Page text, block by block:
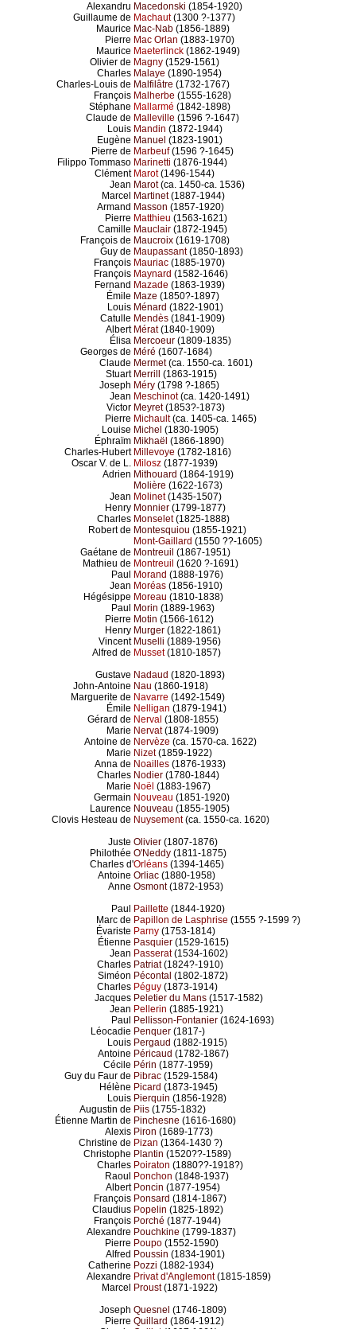
Alexandru Macedonski (1854-1920)
Guillaume de Machaut(1300 ?-1377)
Maurice Mac-Nab (1856-1889)
Pierre Mac Orlan (1883-1970)
Maurice Maeterlinck (1862-1949)
Olivier de Magny (1529-1561)
Charles Malaye (1890-1954)
Charles-Louis de Malfilâtre (1732-1767)
François Malherbe (1555-1628)
Stéphane Mallarmé (1842-1898)
Claude de Malleville (1596 ?-1647)
Louis Mandin (1872-1944)
Eugène Manuel (1823-1901)
Pierre de Marbeuf(1596 ?-1645)
Filippo Tommaso Marinetti (1876-1944)
Clément Marot(1496-1544)
Jean Marot(ca. 1450-ca. 1536)
Marcel
Martinet(1887-1944)
Armand Masson (1857-1920)
Pierre Matthieu (1563-1621)
Camille Mauclair (1872-1945)
François de Maucroix (1619-1708)
Guy de Maupassant(1850-1893)
François Mauriac (1885-1970)
François Maynard (1582-1646)
Fernand Mazade (1863-1939)
Émile Maze (1850?-1897)
Louis Ménard (1822-1901)
Catulle Mendès (1841-1909)
Albert Mérat(1840-1909)
Élisa Mercoeur (1809-1835)
Georges de Méré (1607-1684)
Claude Mermet(ca. 1550-ca. 1601)
Stuart Merrill
(1863-1915)
Joseph Méry (1798 ?-1865)
Jean Meschinot(ca. 1420-1491)
Victor Meyret(1853?-1873)
Pierre Michault(ca. 1405-ca. 1465)
Louise Michel (1830-1905)
Éphraïm Mikhaël (1866-1890)
Charles-Hubert Millevoye (1782-1816)
Oscar V. de L. Milosz (1877-1939)
Adrien Mithouard (1864-1919)
Molière (1622-1673)
Jean Molinet(1435-1507)
Henry Monnier (1799-1877)
Charles Monselet(1825-1888)
Robert de Montesquiou (1855-1921)
Mont-Gaillard (1550 ??-1605)
Gaétane de Montreuil (1867-1951)
Mathieu de Montreuil (1620 ?-1691)
Paul
Morand (1888-1976)
Jean Moréas (1856-1910)
Hégésippe Moreau (1810-1838)
Paul
Morin (1889-1963)
Pierre Motin (1566-1612)
Henry Murger (1822-1861)
Vincent Muselli (1889-1956)
Alfred de Musset(1810-1857)
Gustave Nadaud (1820-1893)
John-Antoine Nau (1860-1918)
Marguerite de Navarre (1492-1549)
Émile Nelligan (1879-1941)
Gérard de Nerval (1808-1855)
Marie Nervat(1874-1909)
Antoine de Nervèze (ca. 1570-ca. 1622)
Marie Nizet(1859-1922)
Anna de Noailles (1876-1933)
Charles Nodier (1780-1844)
Marie Noël (1883-1967)
Germain Nouveau (1851-1920)
Laurence Nouveau (1855-1905)
Clovis Hesteau de Nuysement(ca. 1550-ca. 1620)
Juste Olivier (1807-1876)
Philothée O'Neddy (1811-1875)
Charles d'Orléans (1394-1465)
Antoine Orliac (1880-1958)
Anne Osmont(1872-1953)
Paul
Paillette (1844-1920)
Marc de Papillon de Lasphrise (1555 ?-1599 ?)
Évariste Parny (1753-1814)
Étienne Pasquier (1529-1615)
Jean Passerat(1534-1602)
Charles Patriat(1824?-1910)
Siméon Pécontal (1802-1872)
Charles Péguy (1873-1914)
Jacques Peletier du Mans (1517-1582)
Jean Pellerin (1885-1921)
Paul
Pellisson-Fontanier (1624-1693)
Léocadie Penquer (1817-)
Louis Pergaud (1882-1915)
Antoine Péricaud (1782-1867)
Cécile Périn (1877-1959)
Guy du Faur de Pibrac (1529-1584)
Hélène Picard (1873-1945)
Louis Pierquin (1856-1928)
Augustin de Piis (1755-1832)
Étienne Martin de Pinchesne (1616-1680)
Alexis Piron (1689-1773)
Christine de Pizan (1364-1430 ?)
Christophe Plantin (1520??-1589)
Charles Poiraton (1880??-1918?)
Raoul
Ponchon (1848-1937)
Albert Poncin (1877-1954)
François Ponsard (1814-1867)
Claudius Popelin (1825-1892)
François Porché (1877-1944)
Alexandre Pouchkine (1799-1837)
Pierre Poupo (1552-1590)
Alfred Poussin (1834-1901)
Catherine Pozzi (1882-1934)
Alexandre Privat d'Anglemont(1815-1859)
Marcel
Proust(1871-1922)
Joseph Quesnel (1746-1809)
Pierre Quillard (1864-1912)